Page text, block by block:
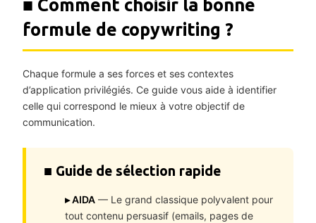
■ Comment choisir la bonne
formule de copywriting ?
Chaque formule a ses forces et ses contextes
d’application privilégiés. Ce guide vous aide à identifier
celle qui correspond le mieux à votre objectif de
communication.
■ Guide de sélection rapide
▸ AIDA — Le grand classique polyvalent pour
tout contenu persuasif (emails, pages de